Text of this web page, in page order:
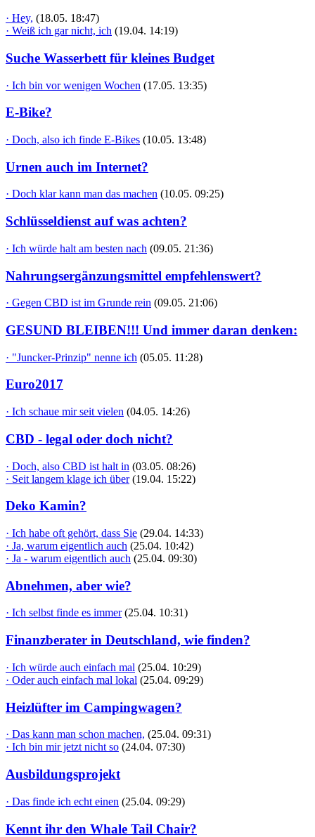
· Hey, (18.05. 18:47)
· Weiß ich gar nicht, ich (19.04. 14:19)
Suche Wasserbett für kleines Budget
· Ich bin vor wenigen Wochen (17.05. 13:35)
E-Bike?
· Doch, also ich finde E-Bikes (10.05. 13:48)
Urnen auch im Internet?
· Doch klar kann man das machen (10.05. 09:25)
Schlüsseldienst auf was achten?
· Ich würde halt am besten nach (09.05. 21:36)
Nahrungsergänzungsmittel empfehlenswert?
· Gegen CBD ist im Grunde rein (09.05. 21:06)
GESUND BLEIBEN!!! Und immer daran denken:
· "Juncker-Prinzip" nenne ich (05.05. 11:28)
Euro2017
· Ich schaue mir seit vielen (04.05. 14:26)
CBD - legal oder doch nicht?
· Doch, also CBD ist halt in (03.05. 08:26)
· Seit langem klage ich über (19.04. 15:22)
Deko Kamin?
· Ich habe oft gehört, dass Sie (29.04. 14:33)
· Ja, warum eigentlich auch (25.04. 10:42)
· Ja - warum eigentlich auch (25.04. 09:30)
Abnehmen, aber wie?
· Ich selbst finde es immer (25.04. 10:31)
Finanzberater in Deutschland, wie finden?
· Ich würde auch einfach mal (25.04. 10:29)
· Oder auch einfach mal lokal (25.04. 09:29)
Heizlüfter im Campingwagen?
· Das kann man schon machen, (25.04. 09:31)
· Ich bin mir jetzt nicht so (24.04. 07:30)
Ausbildungsprojekt
· Das finde ich echt einen (25.04. 09:29)
Kennt ihr den Whale Tail Chair?